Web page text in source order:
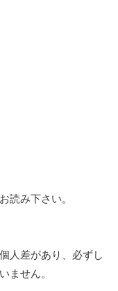
読み下さい。
人差があり、必ずし
ません。